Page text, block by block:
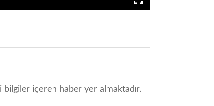
içeren haber yer almaktadır.